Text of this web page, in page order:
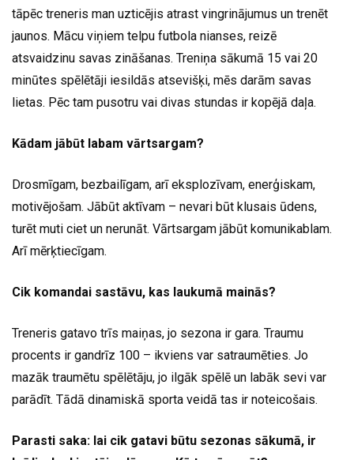
tāpēc treneris man uzticējis atrast vingrinājumus un trenēt
jaunos. Mācu viņiem telpu futbola nianses, reizē
atsvaidzinu savas zināšanas. Treniņa sākumā 15 vai 20
minūtes spēlētāji iesildās atsevišķi, mēs darām savas
lietas. Pēc tam pusotru vai divas stundas ir kopējā daļa.
Kādam jābūt labam vārtsargam?
Drosmīgam, bezbailīgam, arī eksplozīvam, enerģiskam,
motivējošam. Jābūt aktīvam – nevari būt klusais ūdens,
turēt muti ciet un nerunāt. Vārtsargam jābūt komunikablam.
Arī mērķtiecīgam.
Cik komandai sastāvu, kas laukumā mainās?
Treneris gatavo trīs maiņas, jo sezona ir gara. Traumu
procents ir gandrīz 100 – ikviens var satraumēties. Jo
mazāk traumētu spēlētāju, jo ilgāk spēlē un labāk sevi var
parādīt. Tādā dinamiskā sporta veidā tas ir noteicošais.
Parasti saka: lai cik gatavi būtu sezonas sākumā, ir